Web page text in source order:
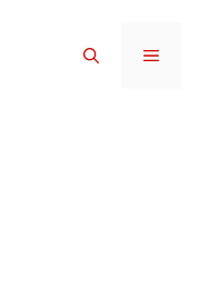
MENÜ